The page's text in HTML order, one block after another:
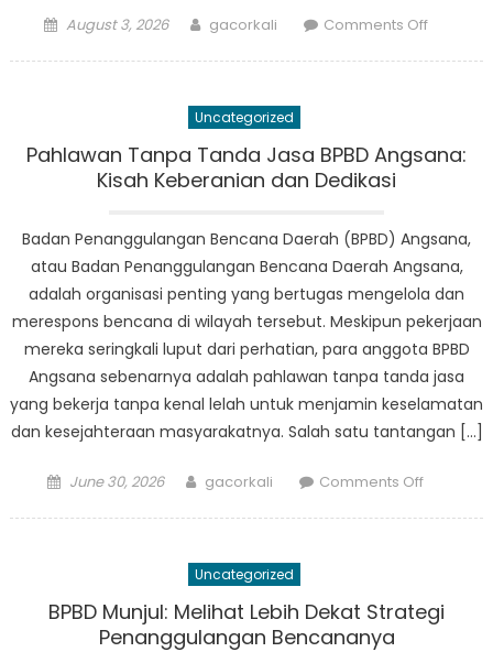
Posted
August 3, 2026 Author
gacorkali Comments Offon
Negara:
Dalam
Sorotan
Uncategorized
Pahlawan Tanpa Tanda Jasa BPBD Angsana:
Kisah Keberanian dan Dedikasi
Badan Penanggulangan Bencana Daerah (BPBD) Angsana,
atau Badan Penanggulangan Bencana Daerah Angsana,
adalah organisasi penting yang bertugas mengelola dan
merespons bencana di wilayah tersebut. Meskipun pekerjaan
mereka seringkali luput dari perhatian, para anggota BPBD
Angsana sebenarnya adalah pahlawan tanpa tanda jasa
yang bekerja tanpa kenal lelah untuk menjamin keselamatan
dan kesejahteraan masyarakatnya. Salah satu tantangan […]
Posted
June 30, 2026 Author
gacorkali Comments Offon
BPBD
Angsana:
Uncategorized
BPBD Munjul: Melihat Lebih Dekat Strategi
Penanggulangan Bencananya